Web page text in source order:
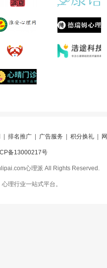
排名推广 广告服务 积分换礼
备13000217号
心理派 All Rights Reserved.
理行业一站式平台。